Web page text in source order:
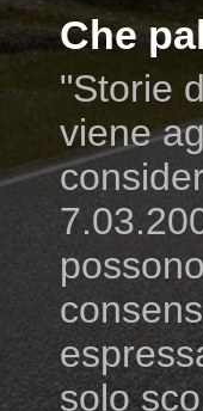
Che
"Storie
viene
solo